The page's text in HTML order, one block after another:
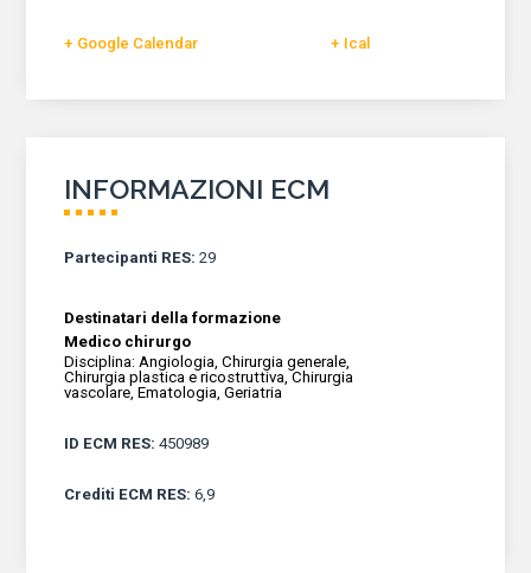
+ Google Calendar + Ical
INFORMAZIONI ECM
Partecipanti RES:29
Medico chirurgo
Disciplina:Angiologia, Chirurgia generale,
Chirurgia plastica e ricostruttiva, Chirurgia
vascolare, Ematologia, Geriatria
ID ECM RES:450989
Crediti ECM RES:6,9